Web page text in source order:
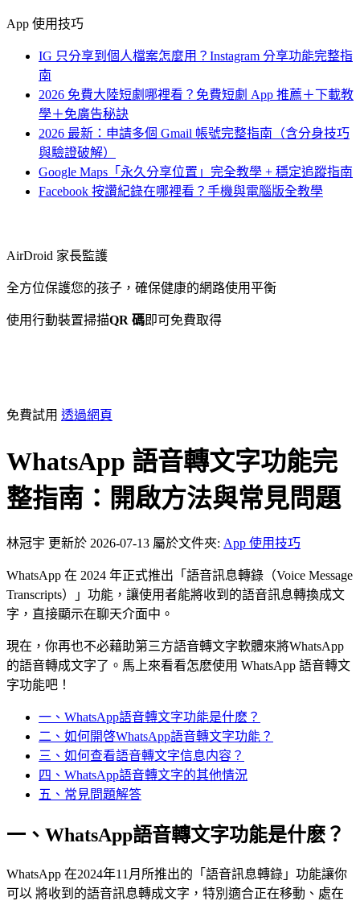
App 使用技巧
IG 只分享到個人檔案怎麼用？Instagram 分享功能完整指
南
2026 免費大陸短劇哪裡看？免費短劇 App 推薦＋下載教
學＋免廣告秘訣
2026 最新：申請多個 Gmail 帳號完整指南（含分身技巧
與驗證破解）
Google Maps「永久分享位置」完全教學 + 穩定追蹤指南
Facebook 按讚紀錄在哪裡看？手機與電腦版全教學
AirDroid 家長監護
全方位保護您的孩子，確保健康的網路使用平衡
使用行動裝置掃描QR 碼即可免費取得
免費試用 透過網頁
WhatsApp 語音轉文字功能完
整指南：開啟方法與常見問題
林冠宇 更新於 2026-07-13 屬於文件夾: App 使用技巧
WhatsApp 在 2024 年正式推出「語音訊息轉錄（Voice Message
Transcripts）」功能，讓使用者能將收到的語音訊息轉換成文
字，直接顯示在聊天介面中。
現在，你再也不必藉助第三方語音轉文字軟體來將WhatsApp
的語音轉成文字了。馬上來看看怎麽使用 WhatsApp 語音轉文
字功能吧！
一、WhatsApp語音轉文字功能是什麽？
二、如何開啓WhatsApp語音轉文字功能？
三、如何查看語音轉文字信息内容？
四、WhatsApp語音轉文字的其他情況
五、常見問題解答
一、WhatsApp語音轉文字功能是什麽？
WhatsApp 在2024年11月所推出的「語音訊息轉錄」功能讓你
可以 將收到的語音訊息轉成文字，特別適合正在移動、處在